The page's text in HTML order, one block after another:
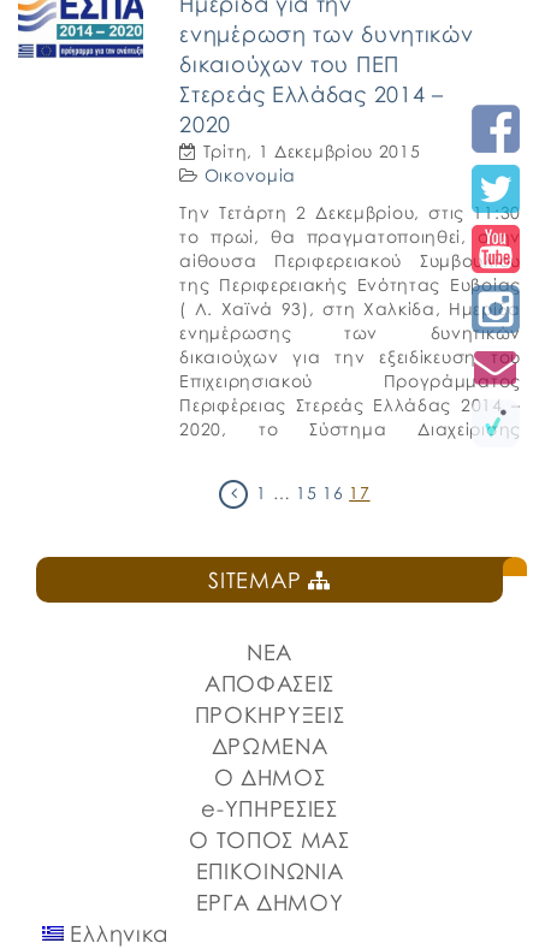
ΑΡ.ΠΡΩΤ.44 (δις)
email:galazia.akti.rovies@gmail.com
ΑΘΗΝΑ 12-11-2015 ΠΡΟΚΗΡΥΞΗ Ο
Οικοδομικός Συνεταιρισμός
Αποστράτων Αξιωματικών […]
ενημέρωση των δυνητικών
δικαιούχων του ΠΕΠ
Στερεάς Ελλάδας 2014 –
2020
Τρίτη, 1 Δεκεμβρίου 2015
Οικονομία
Την Τετάρτη 2 Δεκεμβρίου, στις 11:30
το πρωί, θα πραγματοποιηθεί, στην
αίθουσα Περιφερειακού Συμβουλίου
της Περιφερειακής Ενότητας Ευβοίας
( Λ. Χαϊνά 93), στη Χαλκίδα, Ημερίδα
ενημέρωσης των δυνητικών
δικαιούχων για την εξειδίκευση του
Επιχειρησιακού Προγράμματος
Περιφέρειας Στερεάς Ελλάδας 2014 –
2020, το Σύστημα Διαχείρισης
το Ολοκληρωμένο Πληροφοριακό
Σύστημα.1 … 15 16 17
SITEMAP
ΝΕΑ
ΑΠΟΦΑΣΕΙΣ
ΠΡΟΚΗΡΥΞΕΙΣ
ΔΡΩΜΕΝΑ
Ο ΔΗΜΟΣ
e-ΥΠΗΡΕΣΙΕΣ
Ο ΤΟΠΟΣ ΜΑΣ
ΕΠΙΚΟΙΝΩΝΙΑ
ΕΡΓΑ ΔΗΜΟΥ
Ελληνικα